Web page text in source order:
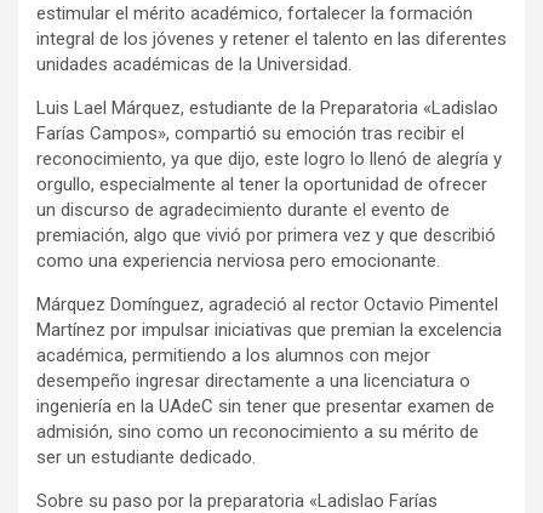
estimular el mérito académico, fortalecer la formación
integral de los jóvenes y retener el talento en las diferentes
unidades académicas de la Universidad.
Luis Lael Márquez, estudiante de la Preparatoria «Ladislao
Farías Campos», compartió su emoción tras recibir el
reconocimiento, ya que dijo, este logro lo llenó de alegría y
orgullo, especialmente al tener la oportunidad de ofrecer
un discurso de agradecimiento durante el evento de
premiación, algo que vivió por primera vez y que describió
como una experiencia nerviosa pero emocionante.
Márquez Domínguez, agradeció al rector Octavio Pimentel
Martínez por impulsar iniciativas que premian la excelencia
académica, permitiendo a los alumnos con mejor
desempeño ingresar directamente a una licenciatura o
ingeniería en la UAdeC sin tener que presentar examen de
admisión, sino como un reconocimiento a su mérito de
ser un estudiante dedicado.
Sobre su paso por la preparatoria «Ladislao Farías